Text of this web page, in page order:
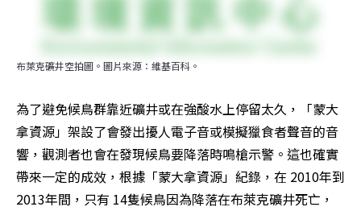
布萊克礦井空拍圖。圖片來源：維基百科。
為了避免候鳥群靠近礦井或在強酸水上停留太久，「蒙大
拿資源」架設了會發出擾人電子音或模擬獵食者聲音的音
響，觀測者也會在發現候鳥要降落時鳴槍示警。這也確實
帶來一定的成效，根據「蒙大拿資源」紀錄，在 2010年到
2013年間，只有 14隻候鳥因為降落在布萊克礦井死亡，